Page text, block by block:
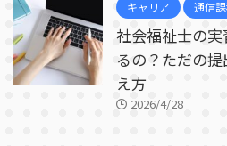
キャリア 通信
社会福祉士の
るの？ただの
え方
2026/4/28